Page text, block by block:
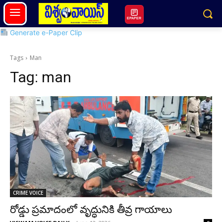
EPAPER
Generate e-Paper Clip
Tags Man
Tag: man
CRIME VOICE
రోడ్డు ప్రమాదంలో వృద్ధునికి తీవ్ర గాయాలు